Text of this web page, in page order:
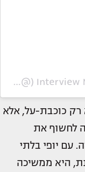
רק כוכבת-על, אלא
לחשוף את
עם יופי בלתי
היא ממשיכה